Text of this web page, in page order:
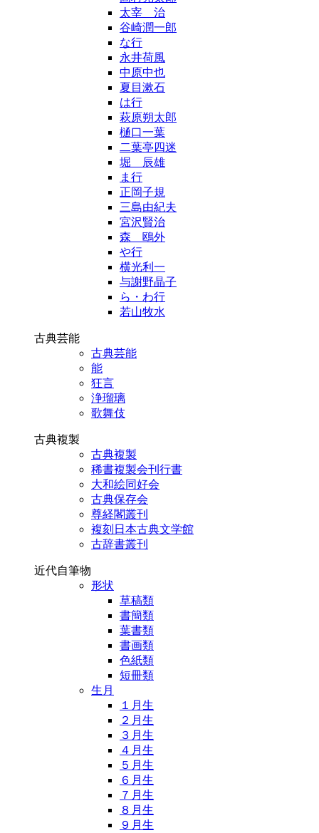
太宰 治
谷崎潤一郎
な行
永井荷風
中原中也
夏目漱石
は行
萩原朔太郎
樋口一葉
二葉亭四迷
堀 辰雄
ま行
正岡子規
三島由紀夫
宮沢賢治
森 鴎外
や行
横光利一
与謝野晶子
ら・わ行
若山牧水
古典芸能
古典芸能
能
狂言
浄瑠璃
歌舞伎
古典複製
古典複製
稀書複製会刊行書
大和絵同好会
古典保存会
尊経閣叢刊
複刻日本古典文学館
古辞書叢刊
近代自筆物
形状
草稿類
書簡類
葉書類
書画類
色紙類
短冊類
生月
１月生
２月生
３月生
４月生
５月生
６月生
７月生
８月生
９月生